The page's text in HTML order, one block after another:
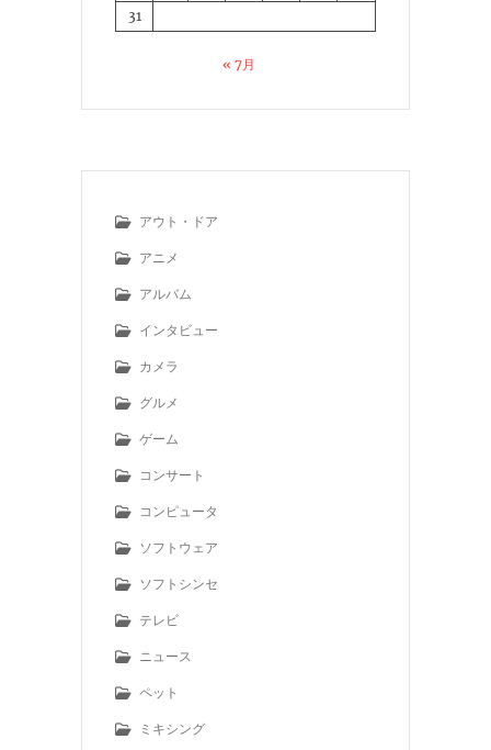
31
« 7月
アウト・ドア
アニメ
アルバム
インタビュー
カメラ
グルメ
ゲーム
コンサート
コンピュータ
ソフトウェア
ソフトシンセ
テレビ
ニュース
ペット
ミキシング